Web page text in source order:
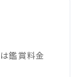
い場合は、
鑑賞料金